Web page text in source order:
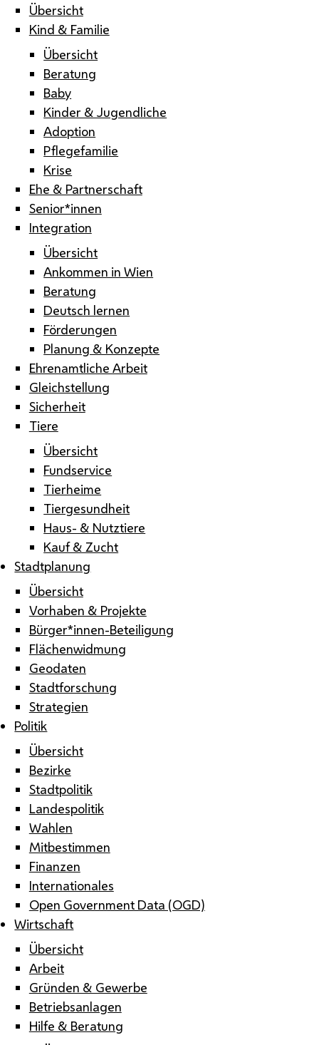
Übersicht
Kind & Familie
Übersicht
Beratung
Baby
Kinder & Jugendliche
Adoption
Pflegefamilie
Krise
Ehe & Partnerschaft
Senior*innen
Integration
Übersicht
Ankommen in Wien
Beratung
Deutsch lernen
Förderungen
Planung & Konzepte
Ehrenamtliche Arbeit
Gleichstellung
Sicherheit
Tiere
Übersicht
Fundservice
Tierheime
Tiergesundheit
Haus- & Nutztiere
Kauf & Zucht
Stadtplanung
Übersicht
Vorhaben & Projekte
Bürger*innen-Beteiligung
Flächenwidmung
Geodaten
Stadtforschung
Strategien
Politik
Übersicht
Bezirke
Stadtpolitik
Landespolitik
Wahlen
Mitbestimmen
Finanzen
Internationales
Open Government Data (OGD)
Wirtschaft
Übersicht
Arbeit
Gründen & Gewerbe
Betriebsanlagen
Hilfe & Beratung